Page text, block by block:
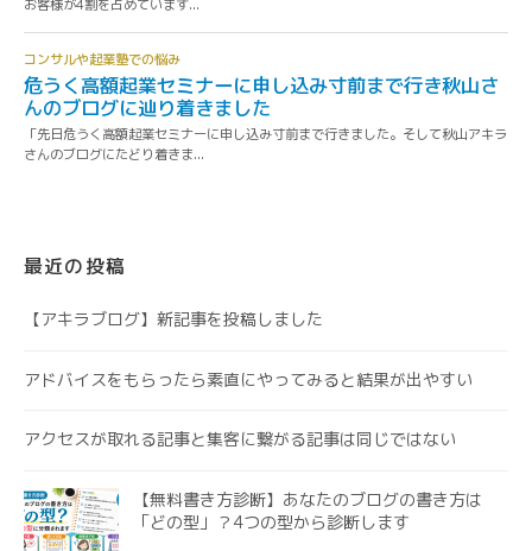
最近の投稿
【アキラブログ】新記事を投稿しました
アドバイスをもらったら素直にやってみると結果が出やすい
アクセスが取れる記事と集客に繋がる記事は同じではない
【無料書き方診断】あなたのブログの書き方は
「どの型」？4つの型から診断します